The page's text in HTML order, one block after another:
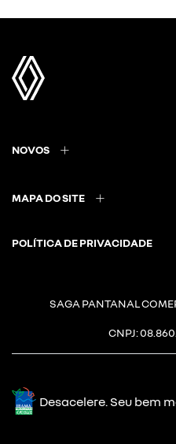
NOVOS
MAPA DO SITE
POLÍTICA DE PRIVACIDADE
SAGA PANTANAL
CNPJ:
Desacelere. Seu bem